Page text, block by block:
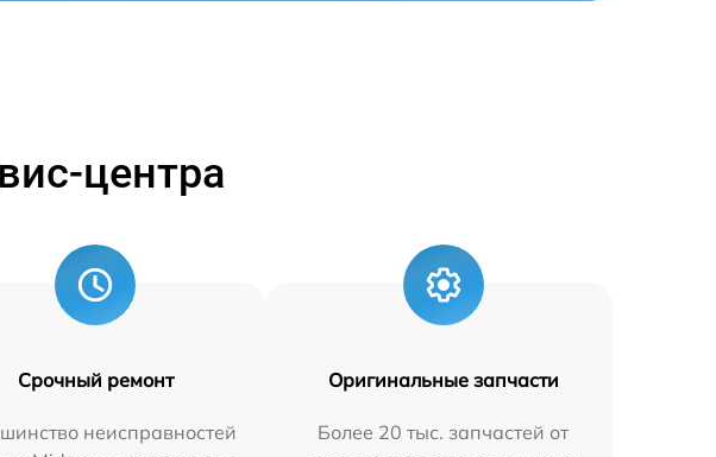
центра
Срочный ремонт
неисправностей
Оригинальные запчасти
Более 20 тыс. запчастей от